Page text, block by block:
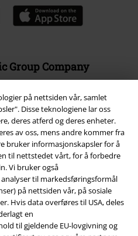
på nettsiden vår, samlet
Disse teknologiene lar oss
deres atferd og deres enheter.
av oss, mens andre kommer fra
bruker informasjonskapsler for å
til nettstedet vårt, for å forbedre
Vi bruker også
til markedsføringsformål
på nettsiden vår, på sosiale
Hvis data overføres til USA, deles
en
til gjeldende EU-lovgivning og
Group Company